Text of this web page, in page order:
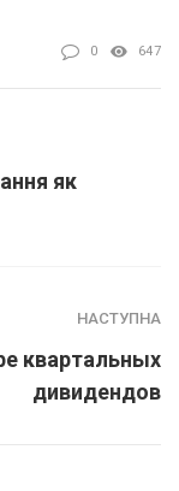
0 647
як
НАСТУПНА
квартальных
дивидендов